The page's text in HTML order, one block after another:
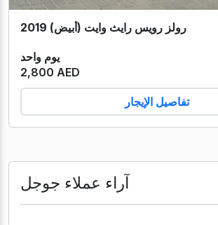
رولز رويس رايث وايت (أبيض) 2019
يوم واحد
2,800 AED
تفاصيل الإيجار
آراء عملاء جوجل